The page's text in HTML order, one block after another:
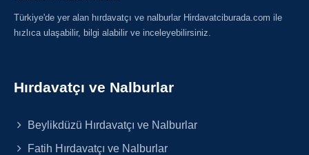
Türkiye'de yer alan hırdavatçı ve nalburlar Hirdavatciburada.com ile
hızlıca ulaşabilir, bilgi alabilir ve inceleyebilirsiniz.
Hırdavatçı ve Nalburlar
Beylikdüzü Hırdavatçı ve Nalburlar
Fatih Hırdavatçı ve Nalburlar